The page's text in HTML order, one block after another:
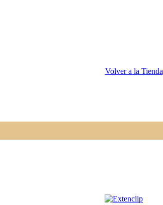
Volver a la Tienda